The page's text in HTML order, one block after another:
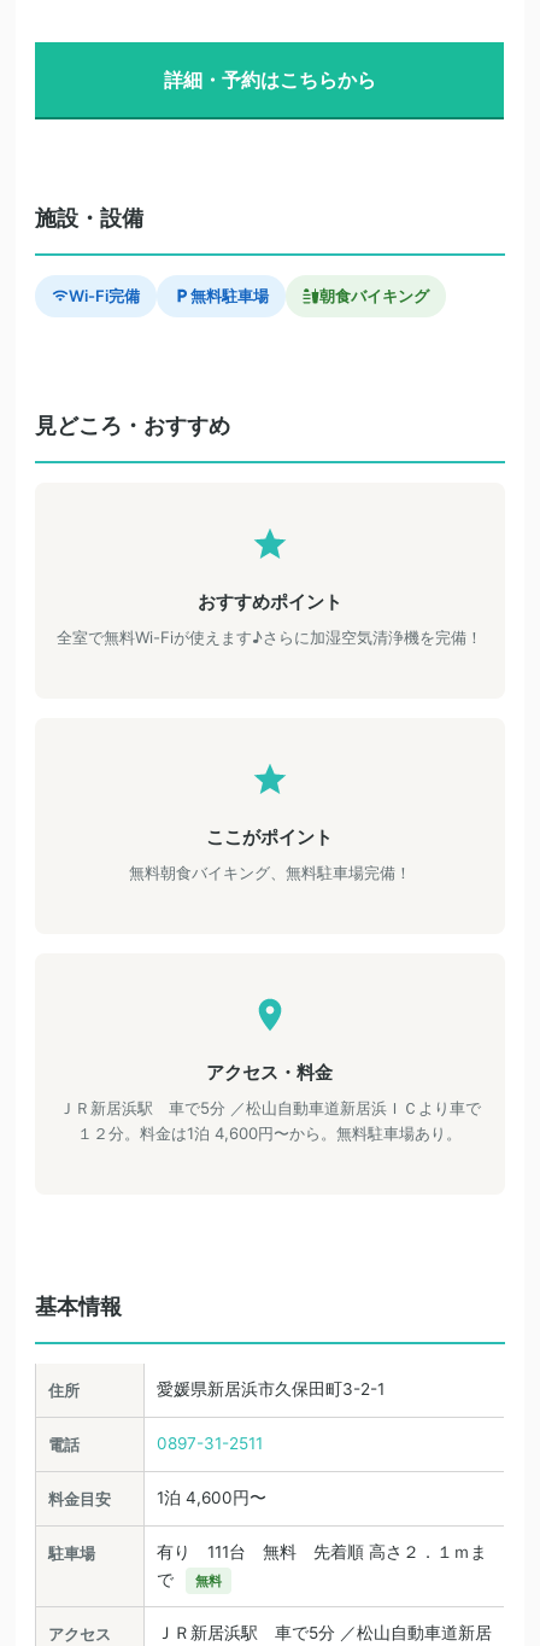
詳細・予約はこちらから
施設・設備
Wi-Fi完備 無料駐車場 朝食バイキング
見どころ・おすすめ
おすすめポイント
全室で無料Wi-Fiが使えます♪さらに加湿空気清浄機を完備！
ここがポイント
無料朝食バイキング、無料駐車場完備！
アクセス・料金
ＪＲ新居浜駅 車で5分 ／松山自動車道新居浜ＩＣより車で
１２分。料金は1泊 4,600円〜から。無料駐車場あり。
基本情報
住所 愛媛県新居浜市久保田町3-2-1
電話 0897-31-2511
料金目安 1泊 4,600円〜
駐車場
有り 111台 無料 先着順 高さ２．１ｍま
で
無料
アクセス
ＪＲ新居浜駅 車で5分 ／松山自動車道新居